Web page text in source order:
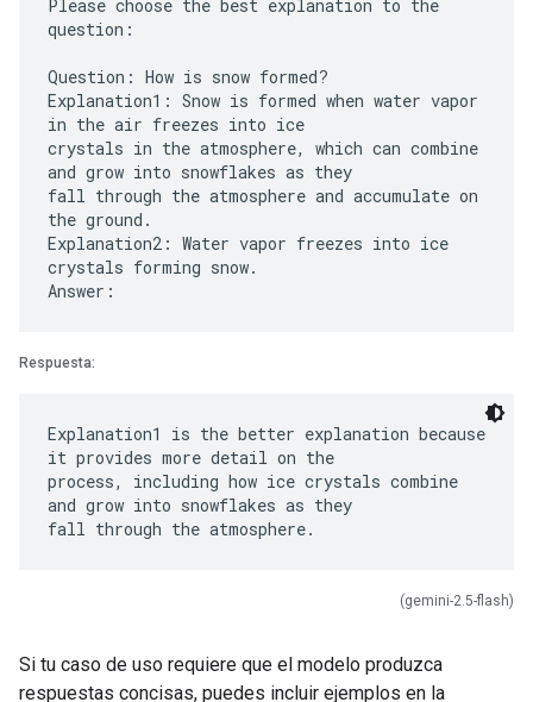
Please choose the best explanation to the
question:
Question: How is snow formed?
Explanation1: Snow is formed when water vapor
in the air freezes into ice
crystals in the atmosphere, which can combine
and grow into snowflakes as they
fall through the atmosphere and accumulate on
the ground.
Explanation2: Water vapor freezes into ice
crystals forming snow.
Respuesta:
Explanation1 is the better explanation because
it provides more detail on the
process, including how ice crystals combine
and grow into snowflakes as they
(gemini-2.5-flash)
Si tu caso de uso requiere que el modelo produzca
respuestas concisas, puedes incluir ejemplos en la